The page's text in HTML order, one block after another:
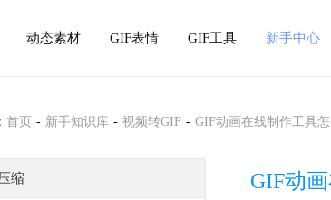
动态素材 GIF表情 GIF工具 新手中心
首页 - 新手知识库 - 视频转GIF - GIF动画在线制作工具
缩 GIF动